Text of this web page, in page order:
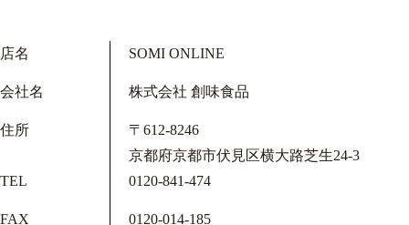
店名 SOMI ONLINE
会社名 株式会社 創味食品
住所
〒612-8246
京都府京都市伏見区横大路芝生24-3
TEL
0120-841-474
FAX 0120-014-185